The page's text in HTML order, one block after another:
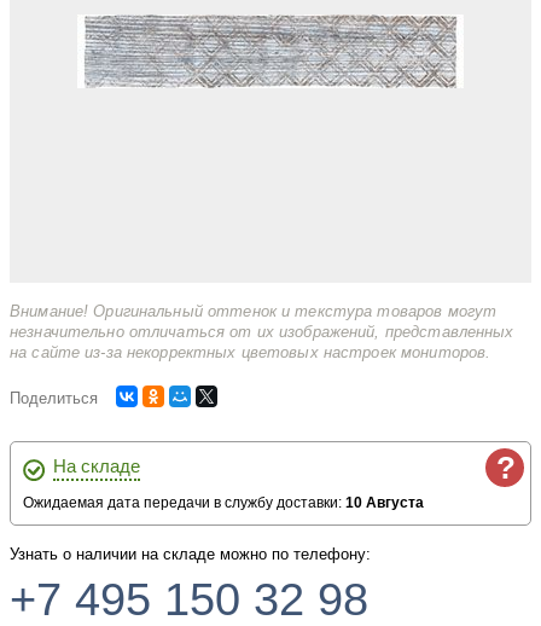
Внимание! Оригинальный оттенок и текстура товаров могут
незначительно отличаться от их изображений, представленных
на сайте из-за некорректных цветовых настроек мониторов.
Поделиться
?
На складе
Ожидаемая дата передачи в службу доставки: 10 Августа
Узнать о наличии на складе можно по телефону:
+7 495 150 32 98